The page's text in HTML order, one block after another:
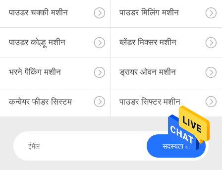
पाउडर चक्की मशीन पाउडर मिलिंग मशीन
पाउडर कोल्हू मशीन ब्लेंडर मिक्सर मशीन
भरने पैकिंग मशीन ड्रायर ओवन मशीन
कन्वेयर फीडर सिस्टम पाउडर सिफ्टर मशीन
सदस्यता लें